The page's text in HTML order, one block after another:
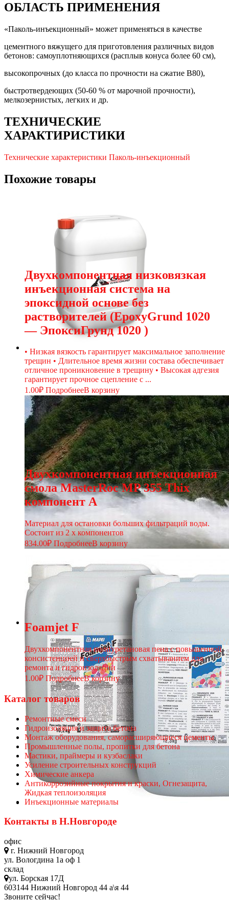
ОБЛАСТЬ ПРИМЕНЕНИЯ
«Паколь-инъекционный» может применяться в качестве
цементного вяжущего для приготовления различных видов
бетонов: самоуплотняющихся (расплыв конуса более 60 см),
высокопрочных (до класса по прочности на сжатие В80),
быстротвердеющих (50-60 % от марочной прочности),
мелкозернистых, легких и др.
ТЕХНИЧЕСКИЕ
ХАРАКТИРИСТИКИ
Технические характеристики Паколь-инъекционный
Похожие товары
Двухкомпонентная низковязкая
инъекционная система на
эпоксидной основе без
растворителей (EpoxyGrund 1020
— ЭпоксиГрунд 1020 )
• Низкая вязкость гарантирует максимальное заполнение
трещин • Длительное время жизни состава обеспечивает
отличное проникновение в трещину • Высокая адгезия
гарантирует прочное сцепление с ...
1.00₽ ПодробнееВ корзину
Двухкомпонентная инъекционная
смола MasterRoc MP 355 Thix
компонент А
Материал для остановки больших фильтраций воды.
Состоит из 2 х компонентов
834.00₽ ПодробнееВ корзину
Foamjet F
Двухкомпонентная полиуретановая пена с повышенной
консистенцией и сверхбыстрым схватыванием для
ремонта и гидроизоляции
1.00₽ ПодробнееВ корзину
Каталог товаров
Ремонтные смеси
Гидроизоляция и защита бетона
Монтаж оборудования, саморасширяющиеся цементы
Промышленные полы, пропитки для бетона
Мастики, праймеры и кузбаслаки
Усиление строительных конструкций
Химические анкера
Антикоррозийные покрытия и краски, Огнезащита,
Жидкая теплоизоляция
Инъекционные материалы
Контакты в Н.Новгороде
офис
г. Нижний Новгород
ул. Вологдина 1а оф 1
склад
ул. Борская 17Д
603144 Нижний Новгород 44 а\я 44
Звоните сейчас!